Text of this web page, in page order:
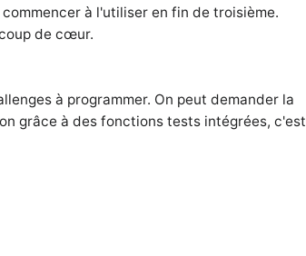
à l'utiliser en fin de troisième.
de cœur.
à programmer. On peut demander la
grâce à des fonctions tests intégrées, c'est